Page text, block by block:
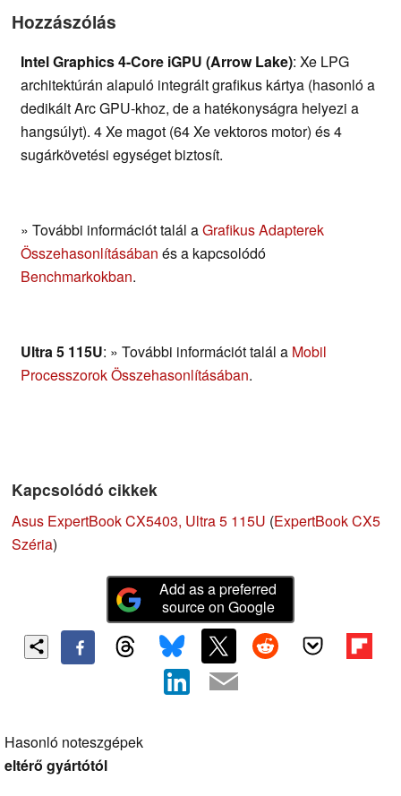
Hozzászólás
Intel Graphics 4-Core iGPU (Arrow Lake): Xe LPG
architektúrán alapuló integrált grafikus kártya (hasonló a
dedikált Arc GPU-khoz, de a hatékonyságra helyezi a
hangsúlyt). 4 Xe magot (64 Xe vektoros motor) és 4
sugárkövetési egységet biztosít.
» További információt talál aGrafikus Adapterek
Összehasonlításában és a kapcsolódó
Benchmarkokban.
Ultra 5 115U: » További információt talál a Mobil
Processzorok Összehasonlításában.
Kapcsolódó cikkek
Asus ExpertBook CX5403, Ultra 5 115U (ExpertBook CX5
Széria)
Add as a preferred
source on Google
Hasonló noteszgépek
eltérő gyártótól